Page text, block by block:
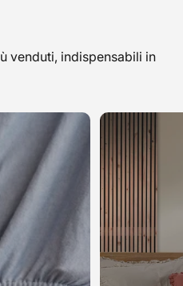
venduti, indispensabili in